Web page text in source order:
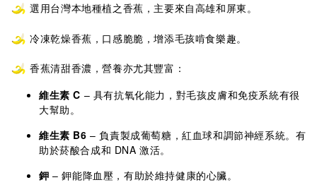
選用台灣本地種植之香蕉，主要來自高雄和屏東。
冷凍乾燥香蕉，口感脆脆，增添毛孩啃食樂趣。
香蕉清甜香濃，營養亦尤其豐富：
維生素 C – 具有抗氧化能力，對毛孩皮膚和免疫系統有很
大幫助。
維生素 B6 – 負責製成葡萄糖，紅血球和調節神經系統。有
助於菸酸合成和 DNA 激活。
鉀 – 鉀能降血壓，有助於維持健康的心臟。